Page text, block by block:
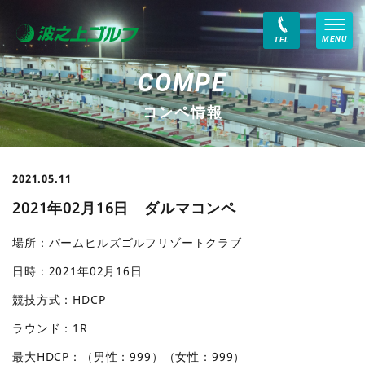
TEL MENU
コンペ情報
2021.05.11
2021年02月16日 ダルマコンペ
場所：パームヒルズゴルフリゾートクラブ
日時：2021年02月16日
競技方式：HDCP
ラウンド：1R
最大HDCP：（男性：999）（女性：999）